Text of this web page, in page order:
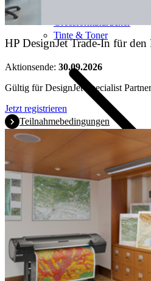
Tinte & Toner
Trade-In
Buy & Try
Incentive
Garantie
HP DesignJet Trade-In für den
Aktionsende: 30.09.2026
Gültig für DesignJet Specialist
Jetzt registrieren
Teilnahmebedingungen